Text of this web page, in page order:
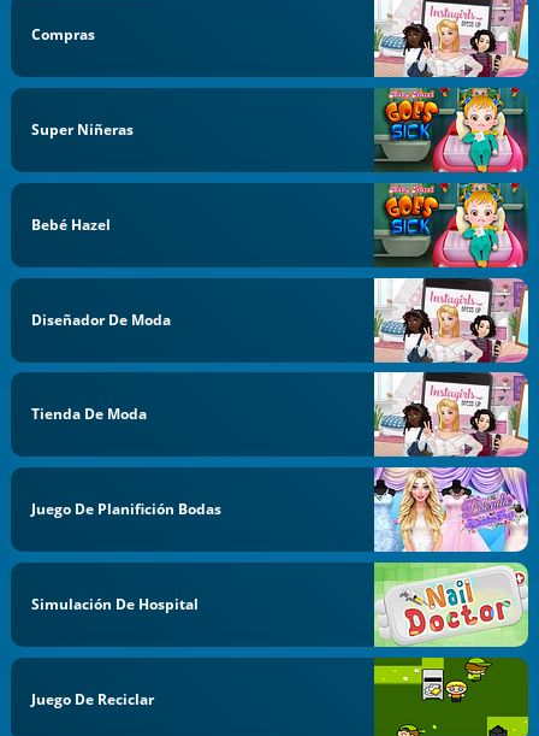
Compras
Super Niñeras
Bebé Hazel
Diseñador De Moda
Tienda De Moda
Juego De Planifición Bodas
Simulación De Hospital
Juego De Reciclar